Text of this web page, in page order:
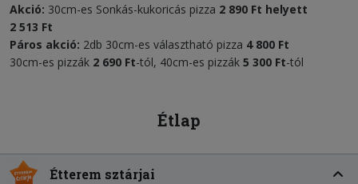
Akció: 30cm-es Sonkás-kukoricás pizza 2 890 Ft helyett
2 513 Ft
Páros akció: 2db 30cm-es választható pizza 4 800 Ft
30cm-es pizzák 2 690 Ft-tól, 40cm-es pizzák 5 300 Ft-tól
Étlap
Étterem sztárjai